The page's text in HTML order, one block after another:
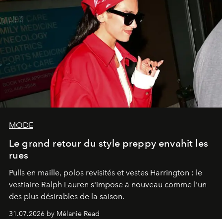
MODE
Le grand retour du style preppy envahit les
rues
Pulls en maille, polos revisités et vestes Harrington : le
vestiaire Ralph Lauren s'impose à nouveau comme l'un
des plus désirables de la saison.
31.07.2026 by Mélanie Read